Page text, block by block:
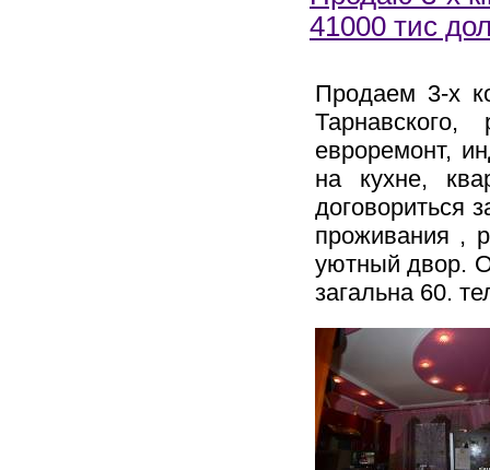
41000 тис
Продаем 3-х
евроремонт,
на кухне,
договориться
проживания ,
уютный двор.
загальна 60.